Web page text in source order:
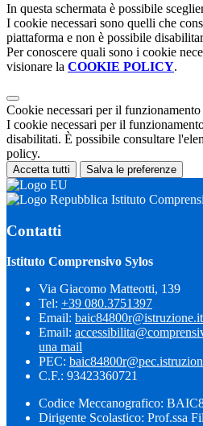
In questa schermata è possibile
I cookie necessari sono quelli che
piattaforma e non è possibile
Per conoscere quali sono i cookie
visionare la COOKIE POLICY.
Cookie necessari per il funzionamento
I cookie necessari per il
disabilitati. È possibile consultare
policy.
Accetta tutti Salva le preferenze
Istituto
Contatti
Istituto Comprensivo Sylos
Via Giacomo Matteotti, 139
Tel: +39 080.3751397
Email: baic84800r@istruzione.it
Email:
una mail
PEC:
C.F.: 93423360721
Codice Meccanografico:
Dirigente Scolastico: Prof.ssa